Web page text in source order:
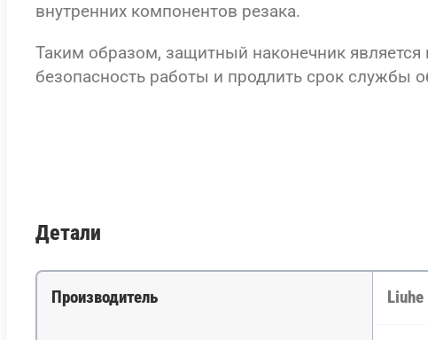
внутренних компонентов резака.
Таким образом, защитный наконечник
безопасность работы и продлить срок службы
Детали
Производитель Liuhe